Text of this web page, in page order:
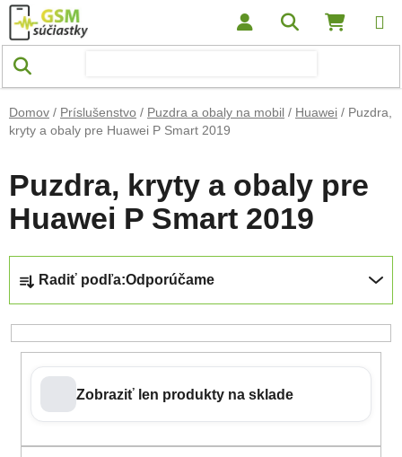
Prejsť na obsah Hľadať
Domov / Príslušenstvo / Puzdra a obaly na mobil / Huawei / Puzdra,
kryty a obaly pre Huawei P Smart 2019
Puzdra, kryty a obaly pre
Huawei P Smart 2019
Radiť podľa:Odporúčame
Zobraziť len produkty na sklade